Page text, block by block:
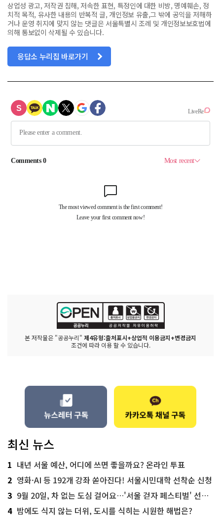
상업성 광고, 저작권 침해, 저속한 표현, 특정인에 대한 비방, 명예훼손, 정
치적 목적, 유사한 내용의 반복적 글, 개인정보 유출,그 밖에 공익을 저해하
거나 운영 취지에 맞지 않는 댓글은 서울특별시 조례 및 개인정보보호법에
의해 통보없이 삭제될 수 있습니다.
응답소 누리집 바로가기
본 저작물은 "공공누리" 제4유형:출처표시+상업적 이용금지+변경금지
조건에 따라 이용 할 수 있습니다.
최신 뉴스
1 내년 서울 예산, 어디에 쓰면 좋을까요? 온라인 투표
2 영화·AI 등 192개 강좌 쏟아진다! 서울시민대학 선착순 신청
3 9월 20일, 차 없는 도심 걸어요…'서울 걷자 페스티벌' 선착순 5천명
4 밤에도 식지 않는 더위, 도시를 식히는 시원한 해법은?